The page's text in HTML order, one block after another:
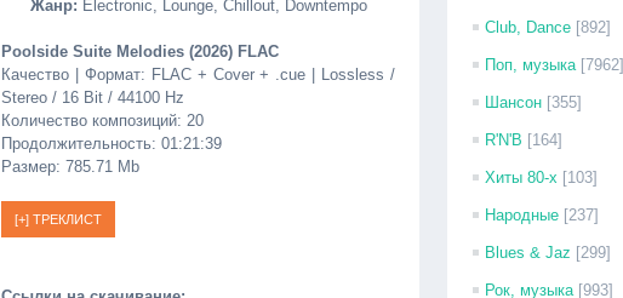
Жанр: Electronic, Lounge, Chillout, Downtempo
Poolside Suite Melodies (2026) FLAC
Качество | Формат: FLAC + Cover + .cue | Lossless /
Stereo / 16 Bit / 44100 Hz
Количество композиций: 20
Продолжительность: 01:21:39
Размер: 785.71 Mb
Club, Dance [892]
Поп, музыка [7962]
Шансон [355]
R'N'B [164]
Хиты 80-х [103]
Народные [237]
Blues & Jaz [299]
Рок, музыка [993]